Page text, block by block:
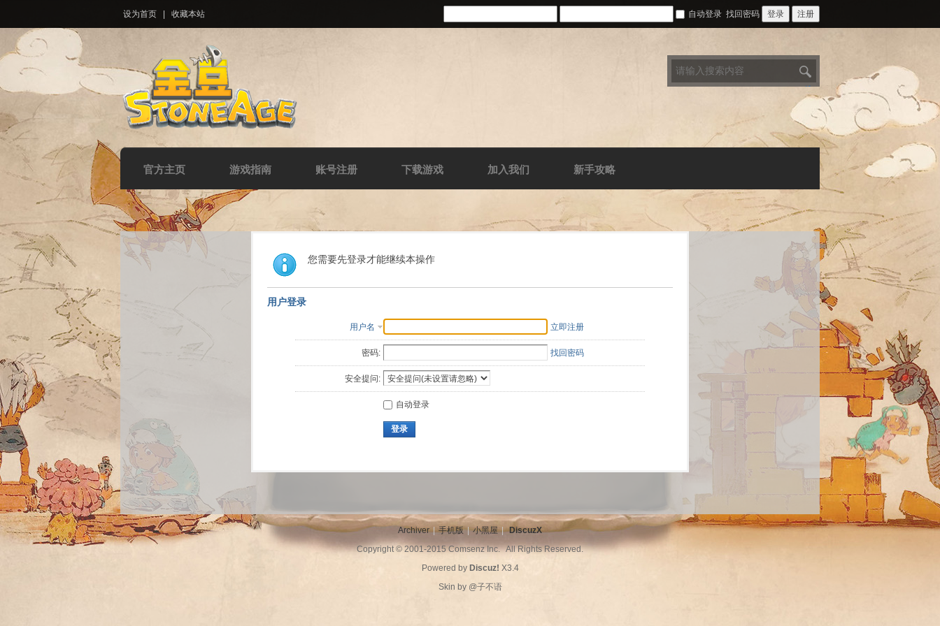
设为首页 收藏本站 自动登录 找回密码 登录 注册
官方主页 游戏指南 账号注册 下载游戏 加入我们 新手攻略
您需要先登录才能继续本操作
用户登录
用户名 立即注册
密码: 找回密码
安全提问:
自动登录
登录
Archiver | 手机版 | 小黑屋 | DiscuzX
Copyright © 2001-2015Comsenz Inc.All Rights Reserved.
Powered by Discuz! X3.4
Skin by @子不语